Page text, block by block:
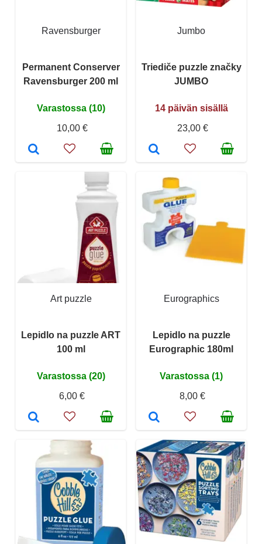
Ravensburger
Permanent Conserver
Ravensburger 200 ml
Varastossa (10)
10,00 €
Jumbo
Triediče puzzle značky
JUMBO
14 päivän sisällä
23,00 €
Art puzzle
Lepidlo na puzzle ART
100 ml
Varastossa (20)
6,00 €
Eurographics
Lepidlo na puzzle
Eurographic 180ml
Varastossa (1)
8,00 €